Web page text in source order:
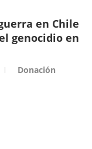
en Chile
genocidio en
Donación